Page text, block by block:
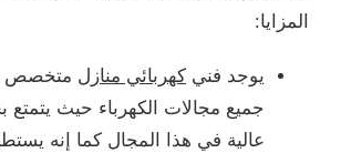
المزايا:
يوجد فني كهربائي منازل متخصص
جميع مجالات الكهرباء حيث يتمتع
عالية في هذا المجال كما إنه